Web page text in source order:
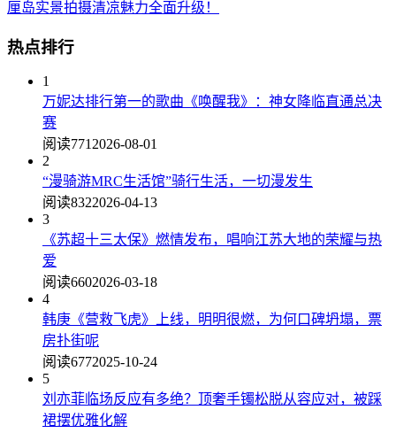
厘岛实景拍摄清凉魅力全面升级！
热点排行
1
万妮达排行第一的歌曲《唤醒我》：神女降临直通总决
赛
阅读771 2026-08-01
2
“漫骑游MRC生活馆”骑行生活，一切漫发生
阅读8322026-04-13
3
《苏超十三太保》燃情发布，唱响江苏大地的荣耀与热
爱
阅读6602026-03-18
4
韩庚《营救飞虎》上线，明明很燃，为何口碑坍塌，票
房扑街呢
阅读6772025-10-24
5
刘亦菲临场反应有多绝？顶奢手镯松脱从容应对，被踩
裙摆优雅化解